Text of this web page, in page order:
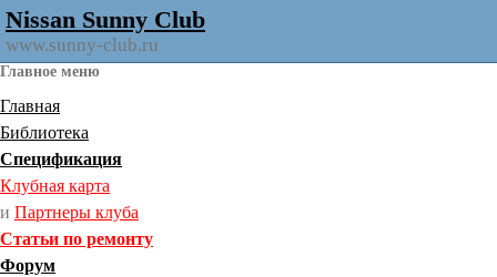
Nissan Sunny Club
www.sunny-club.ru
Главное меню
Главная
Библиотека
Спецификация
Клубная карта
и Партнеры клуба
Статьи по ремонту
Форум